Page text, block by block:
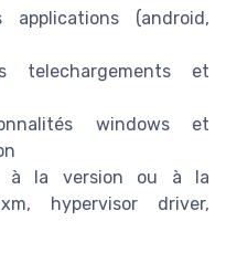
(android,
telechargements et
windows et
à la version ou à la
hypervisor driver,